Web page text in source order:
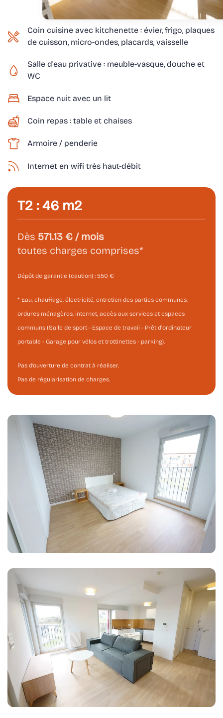
Coin cuisine avec kitchenette : évier, frigo, plaques
de cuisson, micro-ondes, placards, vaisselle
Salle d'eau privative : meuble-vasque, douche et
WC
Espace nuit avec un lit
Coin repas : table et chaises
Armoire / penderie
Internet en wifi très haut-débit
T2 : 46 m2
Dès 571.13 € / mois
toutes charges comprises*
Dépôt de garantie (caution) : 550 €
* Eau, chauffage, électricité, entretien des parties communes,
ordures ménagères, internet, accès aux services et espaces
communs (Salle de sport - Espace de travail - Prêt d'ordinateur
portable - Garage pour vélos et trottinettes - parking).
Pas d’ouverture de contrat à réaliser.
Pas de régularisation de charges.
Agrandir
Agrandir